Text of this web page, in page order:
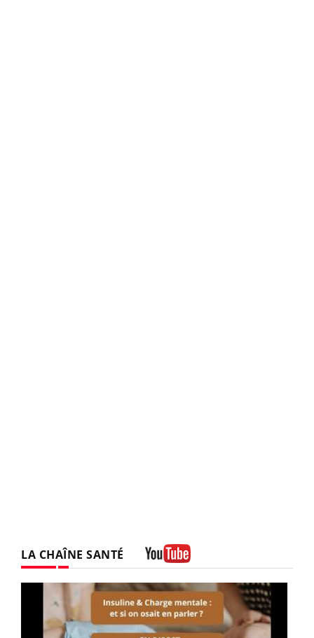
LA CHAÎNE SANTÉ